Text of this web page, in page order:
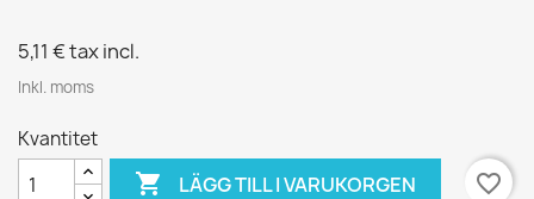
5,11 €tax incl.
Inkl. moms
Kvantitet
 LÄGG TILL I VARUKORGEN favorite_border